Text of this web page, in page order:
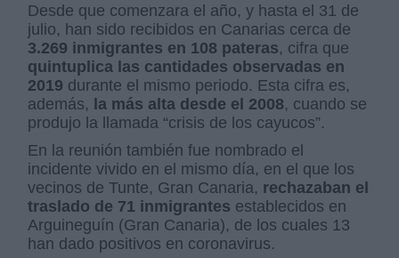
Desde que comenzara el año, y hasta el 31 de
julio, han sido recibidos en Canarias cerca de
3.269 inmigrantes en 108 pateras, cifra que
quintuplica las cantidades observadas en
2019 durante el mismo periodo. Esta cifra es,
además, la más alta desde el 2008, cuando se
produjo la llamada “crisis de los cayucos”.
En la reunión también fue nombrado el
incidente vivido en el mismo día, en el que los
vecinos de Tunte, Gran Canaria, rechazaban el
traslado de 71 inmigrantes establecidos en
Arguineguín (Gran Canaria), de los cuales 13
han dado positivos en coronavirus.